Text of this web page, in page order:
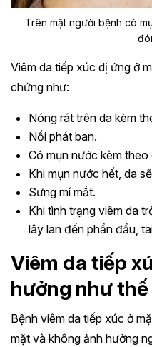
Trên mặt người bệnh có
Viêm da tiếp xúc dị ứng ở
chứng như:
Nóng rát trên da kèm
Nổi phát ban.
Có mụn nước kèm
Khi mụn nước hết, da
Sưng mí mắt.
Khi tình trạng viêm da
lây lan đến phần đầu,
Viêm da tiếp
hưởng như thế
Bệnh viêm da tiếp xúc ở
mặt và không ảnh hưởng